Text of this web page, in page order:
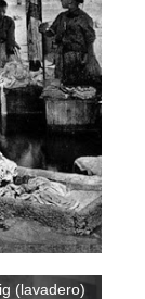
(lavadero)